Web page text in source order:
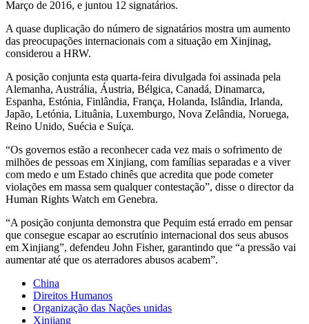
Março de 2016, e juntou 12 signatários.
A quase duplicação do número de signatários mostra um aumento
das preocupações internacionais com a situação em Xinjinag,
considerou a HRW.
A posição conjunta esta quarta-feira divulgada foi assinada pela
Alemanha, Austrália, Áustria, Bélgica, Canadá, Dinamarca,
Espanha, Estónia, Finlândia, França, Holanda, Islândia, Irlanda,
Japão, Letónia, Lituânia, Luxemburgo, Nova Zelândia, Noruega,
Reino Unido, Suécia e Suíça.
“Os governos estão a reconhecer cada vez mais o sofrimento de
milhões de pessoas em Xinjiang, com famílias separadas e a viver
com medo e um Estado chinês que acredita que pode cometer
violações em massa sem qualquer contestação”, disse o director da
Human Rights Watch em Genebra.
“A posição conjunta demonstra que Pequim está errado em pensar
que consegue escapar ao escrutínio internacional dos seus abusos
em Xinjiang”, defendeu John Fisher, garantindo que “a pressão vai
aumentar até que os aterradores abusos acabem”.
China
Direitos Humanos
Organização das Nações unidas
Xinjiang